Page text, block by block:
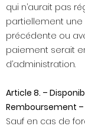
qui n’aurait pas
partiellement
précédente ou
paiement serait
d’administration.
Article 8. –
Remboursement –
Sauf en cas de